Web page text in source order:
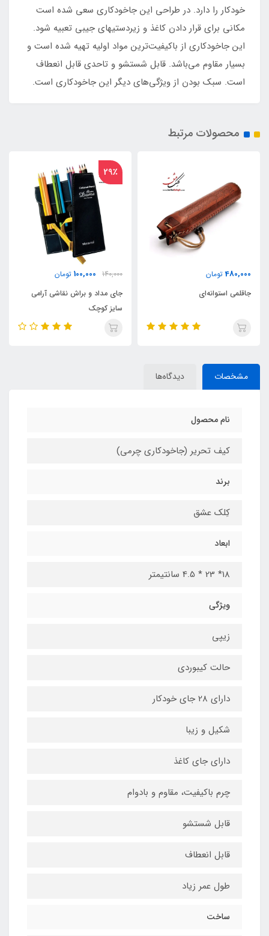
خودکار را دارد. در طراحی این جاخودکاری سعی شده است
مکانی برای قرار دادن کاغذ و زیردستیهای جیبی تعبیه شود.
این جاخودکاری از باکیفیت‌ترین مواد اولیه تهیه شده است و
بسیار مقاوم می‌باشد. قابل شستشو و تاحدی قابل انعطاف
است. سبک بودن از ویژگی‌های دیگر این جاخودکاری است.
محصولات مرتبط
100,000 تومان
جای مداد و براش نقاشی آرامی
جای مداد و
مشخصات دیدگاه‌ها
نام محصول
کیف تحریر (جاخودکاری چرمی)
برند
کِلک عشق
ابعاد
18* 23 * 4.5 سانتیمتر
ویژگی
زیپی
حالت کیبوردی
دارای 28 جای خودکار
شکیل و زیبا
دارای جای کاغذ
چرم باکیفیت، مقاوم و بادوام
قابل شستشو
قابل انعطاف
طول عمر زیاد
ساخت